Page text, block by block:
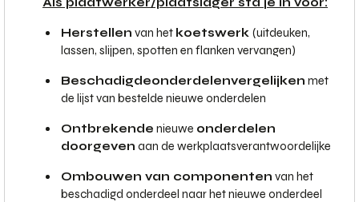
Herstellen van het koetswerk (uitdeuken,
lassen, slijpen, spotten en flanken vervangen)
Beschadigdeonderdelenvergelijken met
de lijst van bestelde nieuwe onderdelen
Ontbrekende nieuwe onderdelen
doorgeven aan de werkplaatsverantwoordelijke
Ombouwen van componenten van het
beschadigd onderdeel naar het nieuwe onderdeel